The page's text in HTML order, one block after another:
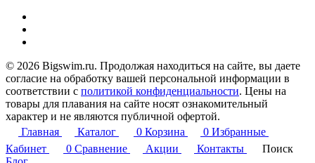
© 2026 Bigswim.ru. Продолжая находиться на сайте, вы даете
согласие на обработку вашей персональной информации в
соответствии с политикой конфиденциальности. Цены на
товары для плавания на сайте носят ознакомительный
характер и не являются публичной офертой.
Главная
Каталог 0 Корзина 0 Избранные
Кабинет
0 Сравнение Акции Контакты
Поиск